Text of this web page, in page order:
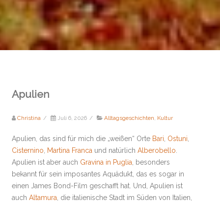
Apulien
Christina / Juli 6, 2026 / Alltagsgeschichten, Kultur
Apulien, das sind für mich die „weißen“ Orte Bari Ostuni
Cisternino
Martina Franca und natürlich Alberobello
Apulien ist aber auch Gravina in Puglia , besonders
bekannt für sein imposantes Aquädukt, das es sogar in
einen James Bond-Film geschafft hat. Und, Apulien ist
auch Altamura , die italienische Stadt im Süden von Italien,